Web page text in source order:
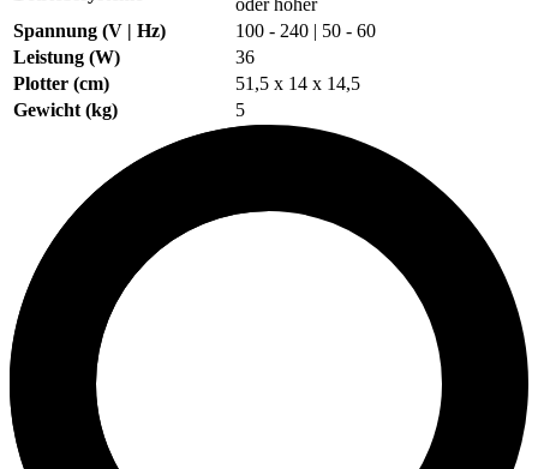
oder höher
Spannung (V | Hz)
100 - 240 | 50 - 60
Leistung (W)
36
Plotter (cm)
51,5 x 14 x 14,5
Gewicht (kg)
5